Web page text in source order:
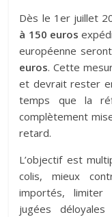
Dès le 1er juillet
à 150 euros
européenne
euros. Cette
et devrait rester
temps que la
complètement
retard.
L’objectif est
colis, mieux
importés, limiter
jugées